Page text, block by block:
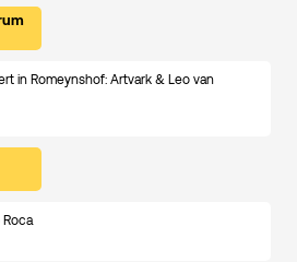
in Romeynshof: Artvark & Leo van
Roca